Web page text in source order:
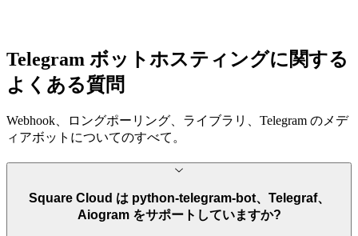
Telegram ボットホスティングに関する
よくある質問
Webhook、ロングポーリング、ライブラリ、Telegram のメデ
ィアボットについてのすべて。
Square Cloud は python-telegram-bot、Telegraf、
Aiogram をサポートしていますか?